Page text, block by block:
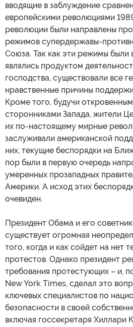
вводящие в заблуждение
европейскими революциями
революции были направлены
режимов супердержавы-
Союза. Так как эти режимы
являлись продуктом
господства, существовали все
нравственные причины
Кроме того, будучи
сторонниками Запада, жители
их по-настоящему мирные
заслуживали американской
них, текущие беспорядки на
пор были в первую очередь
умеренных прозападных
Америки. А исход этих
очевиден.
Президент Обама и его
существует огромная
того, когда и как сойдет на нет
протестов. Однако президент
требования протестующих – и,
New York Times, сделал это
ключевых специалистов по
безопасности в своей
включая госсекретаря Хиллари